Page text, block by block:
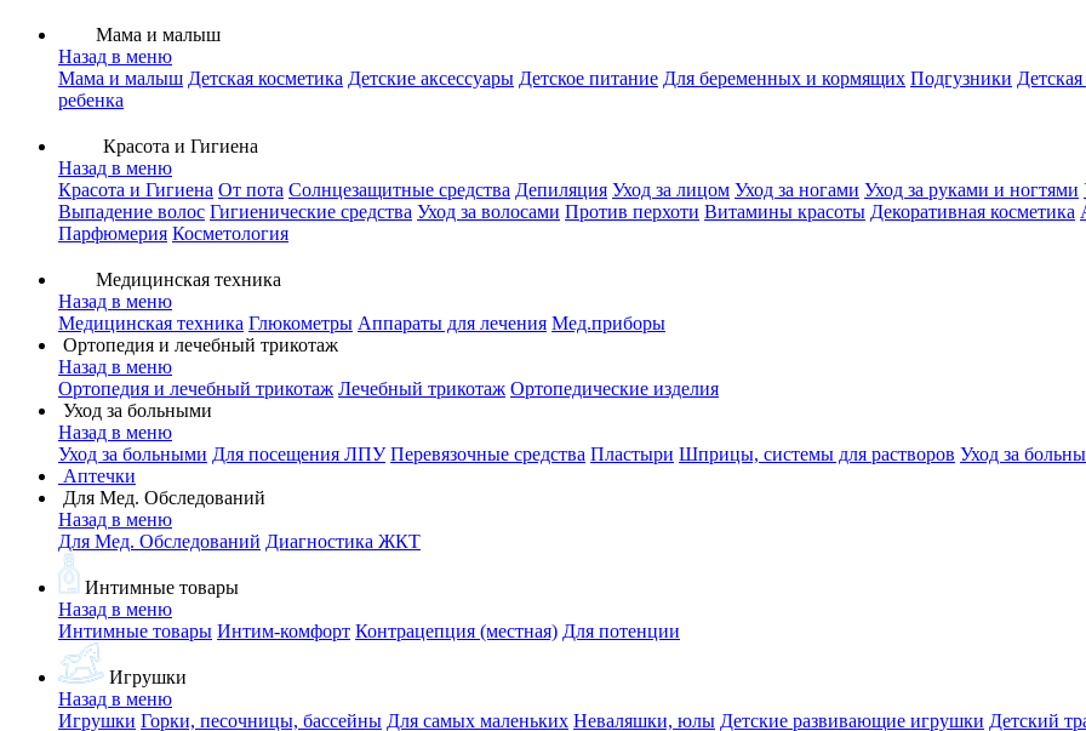
Мама и малыш
Назад в меню
Мама и малыш Детская косметика Детские аксессуары Детское питание Для беременных и кормящих Подгузники
ребенка
Красота и Гигиена
Назад в меню
Красота и Гигиена От пота Солнцезащитные средства Депиляция Уход за лицом Уход за ногами Уход за руками и ногтями
Выпадение волос Гигиенические средства Уход за волосами Против перхоти Витамины красоты Декоративная косметика
Парфюмерия Косметология
Медицинская техника
Назад в меню
Медицинская техника Глюкометры Аппараты для лечения Мед.приборы
Ортопедия и лечебный трикотаж
Назад в меню
Ортопедия и лечебный трикотаж Лечебный трикотаж Ортопедические изделия
Уход за больными
Назад в меню
Уход за больными Для посещения ЛПУ Перевязочные средства Пластыри Шприцы, системы для растворов Уход за
Аптечки
Для Мед. Обследований
Назад в меню
Для Мед. Обследований Диагностика ЖКТ
Интимные товары
Назад в меню
Интимные товары Интим-комфорт Контрацепция (местная) Для потенции
Игрушки
Назад в меню
Игрушки Горки, песочницы, бассейны Для самых маленьких Неваляшки, юлы Детские развивающие игрушки Детский